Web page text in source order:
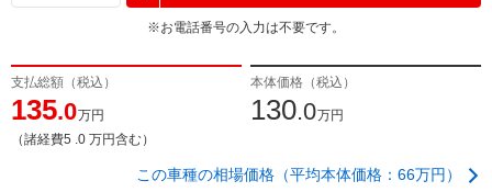
※お電話番号の入力は不要です。
支払総額（税込）
135.0万円
（諸経費5 .0 万円含む）
本体価格（税込）
130.0万円
この車種の相場価格（平均本体価格：66万円）